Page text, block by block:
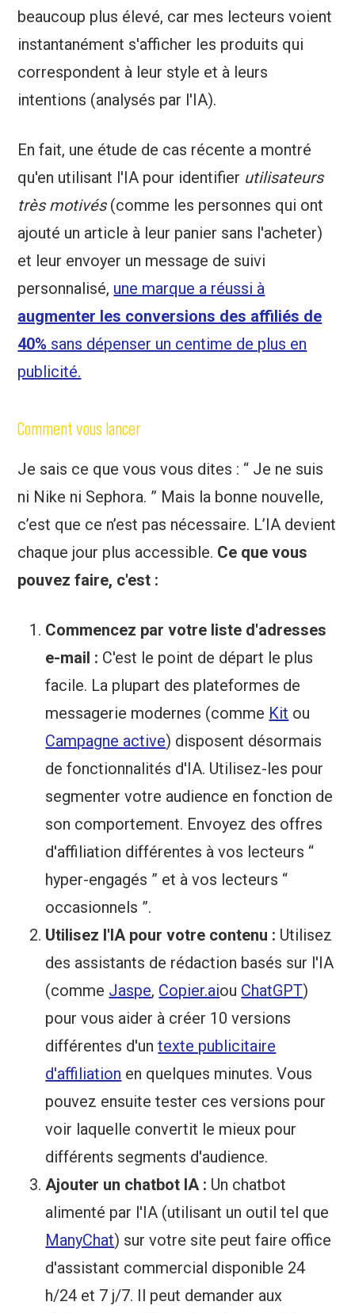
beaucoup plus élevé, car mes lecteurs voient
instantanément s'afficher les produits qui
correspondent à leur style et à leurs
intentions (analysés par l'IA).
En fait, une étude de cas récente a montré
qu'en utilisant l'IA pour identifier utilisateurs
très motivés(comme les personnes qui ont
ajouté un article à leur panier sans l'acheter)
et leur envoyer un message de suivi
personnalisé, une marque a réussi à
augmenter les conversions des affiliés de
40% sans dépenser un centime de plus en
publicité.
Comment vous lancer
Je sais ce que vous vous dites : “ Je ne suis
ni Nike ni Sephora. ” Mais la bonne nouvelle,
c’est que ce n’est pas nécessaire. L’IA devient
chaque jour plus accessible. Ce que vous
pouvez faire, c'est :
Commencez par votre liste d'adresses
e-mail : C'est le point de départ le plus
facile. La plupart des plateformes de
messagerie modernes (comme Kit ou
Campagne active) disposent désormais
de fonctionnalités d'IA. Utilisez-les pour
segmenter votre audience en fonction de
son comportement. Envoyez des offres
d'affiliation différentes à vos lecteurs “
hyper-engagés ” et à vos lecteurs “
occasionnels ”.
Utilisez l'IA pour votre contenu : Utilisez
des assistants de rédaction basés sur l'IA
(comme Jaspe, Copier.aiou ChatGPT)
pour vous aider à créer 10 versions
différentes d'untexte publicitaire
d'affiliation en quelques minutes. Vous
pouvez ensuite tester ces versions pour
voir laquelle convertit le mieux pour
différents segments d'audience.
Ajouter un chatbot IA : Un chatbot
alimenté par l'IA (utilisant un outil tel que
ManyChat) sur votre site peut faire office
d'assistant commercial disponible 24
h/24 et 7 j/7. Il peut demander aux